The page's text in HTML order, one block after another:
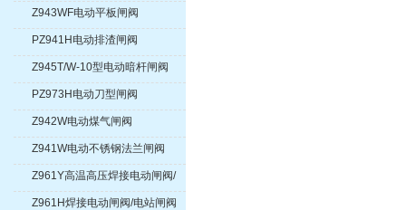
浆闸阀/浆液阀
Z943WF电动平板闸阀
PZ941H电动排渣闸阀
Z945T/W-10型电动暗杆闸阀
PZ973H电动刀型闸阀
Z942W电动煤气闸阀
Z941W电动不锈钢法兰闸阀
Z961Y高温高压焊接电动闸阀/
电站闸阀
Z961H焊接电动闸阀/电站闸阀